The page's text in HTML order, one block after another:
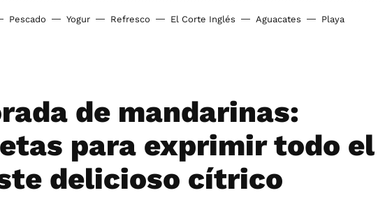
Pescado Yogur Refresco El Corte Inglés Aguacates Playa
de mandarinas:
para exprimir todo el
delicioso cítrico